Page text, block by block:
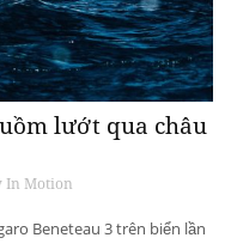
lướt qua châu
In Motion
Beneteau 3 trên biển lần